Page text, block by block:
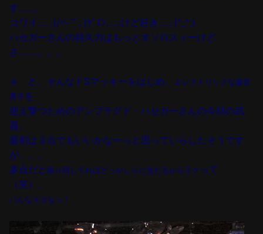
す……。
コワイ……(/ヘ￣､)ｸﾞｽﾝ……けど好き……(^_^;)
ハセガーさんの持久力はもっとオソロスィーけど
さ……。。。
↓ と、そんなドSマッキーをはじめ、
エレクトリックな爆音
男子を
迎え撃つためのアンプラグド・ハセガーさんの今回の武
器。
最初は３点でもいいかなーっと思っていらしたそうです
が。。。
多点だと 振り回してればどっかしらに当たるからラク って
（笑）。
バんなそカなっ！